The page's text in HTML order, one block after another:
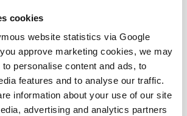
cookies
website statistics via Google
approve marketing cookies, we may
personalise content and ads, to
features and to analyse our traffic.
information about your use of our site
advertising and analytics partners
Data – Raker up to 4.4m
KB
Télécharger